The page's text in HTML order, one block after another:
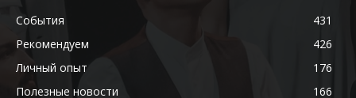
События
431
Рекомендуем
426
Личный опыт
176
Полезные новости
166